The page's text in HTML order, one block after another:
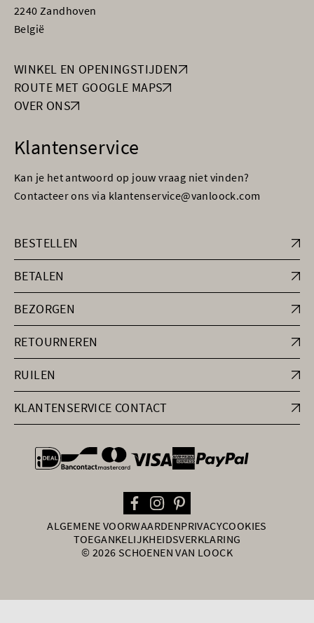
2240 Zandhoven
België
WINKEL EN OPENINGSTIJDEN
ROUTE MET GOOGLE MAPS
OVER ONS
Klantenservice
Kan je het antwoord op jouw vraag niet vinden?
Contacteer ons via klantenservice@vanloock.com
BESTELLEN
BETALEN
BEZORGEN
RETOURNEREN
RUILEN
KLANTENSERVICE CONTACT
general.paymentOptions
ALGEMENE VOORWAARDENPRIVACYCOOKIES
TOEGANKELIJKHEIDSVERKLARING
© 2026 SCHOENEN VAN LOOCK